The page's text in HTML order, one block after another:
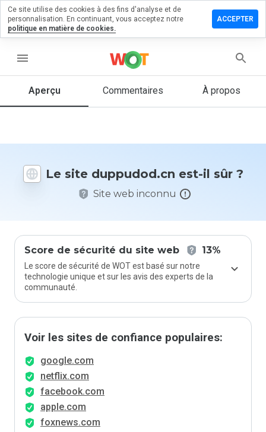
menu
Aperçu Commentaires À propos
Le site duppudod.cn est-il sûr ?
Site web inconnu
Score de sécurité du site web 13%
Le score de sécurité de WOT est basé sur notre
technologie unique et sur les avis des experts de la
communauté.
Voir les sites de confiance populaires:
google.com
netflix.com
facebook.com
apple.com
foxnews.com
un
1 et 5
vous à ce
site ?
Ce site utilise des cookies à des fins d'analyse et de
personnalisation. En continuant, vous acceptez notre
politique en matière de cookies.
ACCEPTER